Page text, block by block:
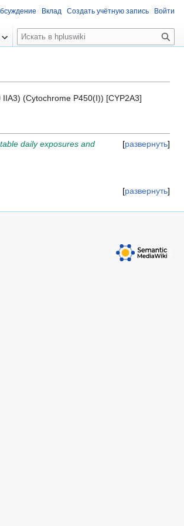
(Cytochrome P450(I)) [CYP2A3]
развернуть
daily exposures and
развернуть
Вклад Создать учётную запись Войти
П
о
к